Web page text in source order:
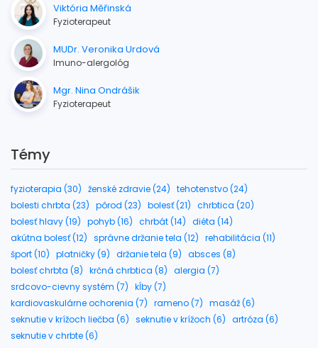
Viktória Měřinská
Fyzioterapeut
MUDr. Veronika Urdová
Imuno-alergológ
Mgr. Nina Ondrášik
Fyzioterapeut
Témy
fyzioterapia (30) ženské zdravie (24) tehotenstvo (24)
bolesti chrbta (23) pôrod (23) bolesť (21) chrbtica (20)
bolesť hlavy (19) pohyb (16) chrbát (14) diéta (14)
akútna bolesť (12) správne držanie tela (12) rehabilitácia (11)
šport (10) platničky (9) držanie tela (9) absces (8)
bolesť chrbta (8) krčná chrbtica (8) alergia (7)
srdcovo-cievny systém (7) kĺby (7)
kardiovaskulárne ochorenia (7) rameno (7) masáž (6)
seknutie v krížoch liečba (6) seknutie v krížoch (6) artróza (6)
seknutie v chrbte (6)